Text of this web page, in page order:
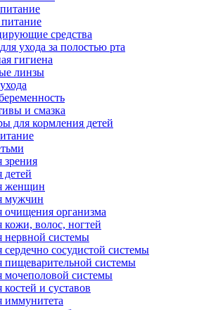
средства
ухода за полостью рта
гигиена
линзы
и смазка
для кормления детей
женщин
мужчин
организма
волос, ногтей
системы
сосудистой системы
системы
системы
и суставов